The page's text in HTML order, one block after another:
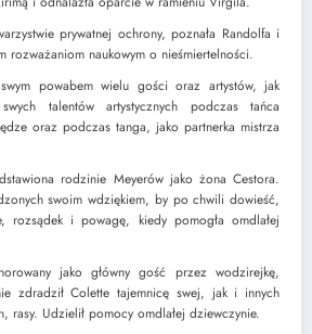
prywatnej ochrony, poznała Randolfa i
rozważaniom naukowym o nieśmiertelności.
powabem wielu gości oraz artystów, jak
talentów artystycznych podczas tańca
oraz podczas tanga, jako partnerka mistrza
rodzinie Meyerów jako żona Cestora.
swoim wdziękiem, by po chwili dowieść,
rozsądek i powagę, kiedy pomogła omdlałej
jako główny gość przez wodzirejkę,
zdradził Colette tajemnicę swej, jak i innych
rasy. Udzielił pomocy omdlałej dziewczynie.